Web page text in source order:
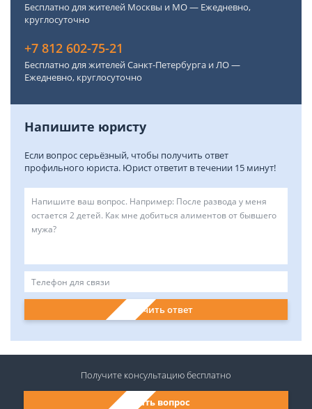
Бесплатно для жителей Москвы и МО — Ежедневно,
круглосуточно
+7 812 602-75-21
Бесплатно для жителей Санкт-Петербурга и ЛО —
Ежедневно, круглосуточно
Напишите юристу
Если вопрос серьёзный, чтобы получить ответ
профильного юриста. Юрист ответит в течении 15 минут!
Получить ответ
Задать вопрос
Получите консультациюбесплатно